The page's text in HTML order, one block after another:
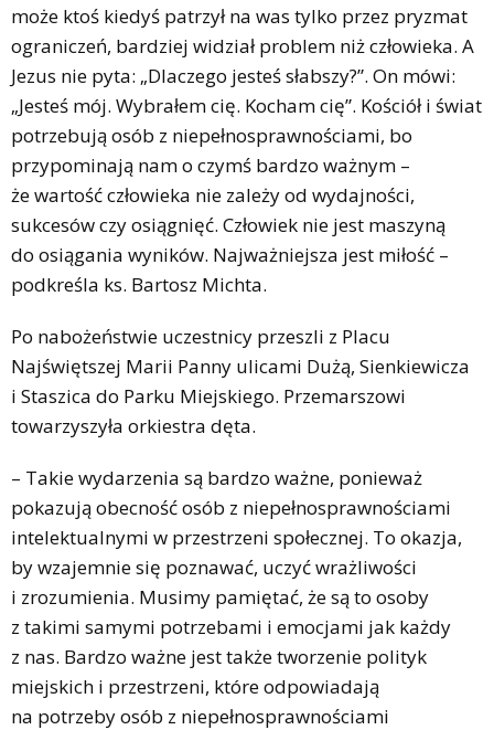
może ktoś kiedyś patrzył na was tylko przez pryzmat
ograniczeń, bardziej widział problem niż człowieka. A
Jezus nie pyta: „Dlaczego jesteś słabszy?”. On mówi:
„Jesteś mój. Wybrałem cię. Kocham cię”. Kościół i świat
potrzebują osób z niepełnosprawnościami, bo
przypominają nam o czymś bardzo ważnym –
że wartość człowieka nie zależy od wydajności,
sukcesów czy osiągnięć. Człowiek nie jest maszyną
do osiągania wyników. Najważniejsza jest miłość –
podkreśla ks. Bartosz Michta.
Po nabożeństwie uczestnicy przeszli z Placu
Najświętszej Marii Panny ulicami Dużą, Sienkiewicza
i Staszica do Parku Miejskiego. Przemarszowi
towarzyszyła orkiestra dęta.
– Takie wydarzenia są bardzo ważne, ponieważ
pokazują obecność osób z niepełnosprawnościami
intelektualnymi w przestrzeni społecznej. To okazja,
by wzajemnie się poznawać, uczyć wrażliwości
i zrozumienia. Musimy pamiętać, że są to osoby
z takimi samymi potrzebami i emocjami jak każdy
z nas. Bardzo ważne jest także tworzenie polityk
miejskich i przestrzeni, które odpowiadają
na potrzeby osób z niepełnosprawnościami